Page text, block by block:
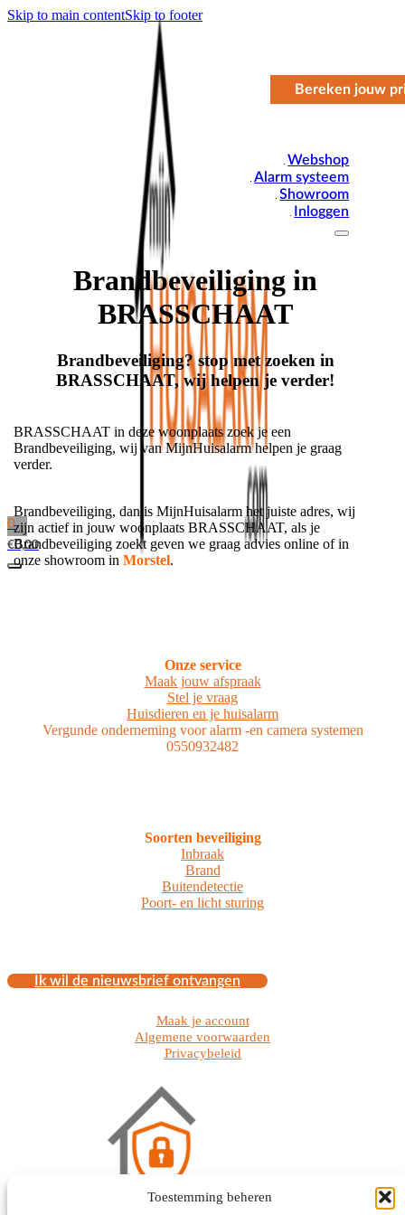
Toestemming beheren
Skip to main contentSkip to footer
Webshop
Alarm systeem
Showroom
Inloggen
Bereken jouw
0
€0,00
Brandbeveiliging in
BRASSCHAAT
Brandbeveiliging? stop met zoeken in
BRASSCHAAT, wij helpen je verder!
BRASSCHAAT in deze woonplaats zoek je een
Brandbeveiliging, wij van MijnHuisalarm helpen je graag
verder.
Brandbeveiliging, dan is MijnHuisalarm het juiste adres, wij
zijn actief in jouw woonplaats BRASSCHAAT, als je
Brandbeveiliging zoekt geven we graag advies online of in
onze showroom in Morstel.
Onze service
Maak jouw afspraak
Stel je vraag
Huisdieren en je huisalarm
Vergunde onderneming voor alarm -en camera systemen
0550932482
Soorten beveiliging
Inbraak
Brand
Buitendetectie
Poort- en licht sturing
Ik wil de nieuwsbrief ontvangen
Maak je account
Algemene voorwaarden
Privacybeleid